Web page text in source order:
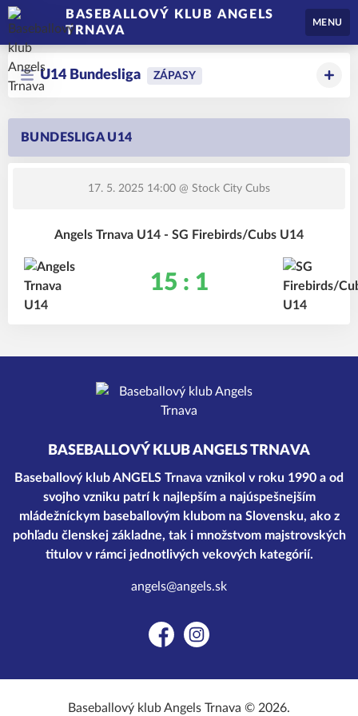
BASEBALLOVÝ KLUB ANGELS
TRNAVA
MENU
U14 Bundesliga ZÁPASY
BUNDESLIGA U14
17. 5. 2025 14:00 @ Stock City Cubs
Angels Trnava U14 - SG Firebirds/Cubs U14
15 : 1
BASEBALLOVÝ KLUB ANGELS TRNAVA
Baseballový klub ANGELS Trnava vznikol v roku 1990 a od
svojho vzniku patrí k najlepším a najúspešnejším
mládežníckym baseballovým klubom na Slovensku, ako z
pohľadu členskej základne, tak i množstvom majstrovských
titulov v rámci jednotlivých vekových kategórií.
angels@angels.sk
FacebookInstagram
Baseballový klub Angels Trnava © 2026.